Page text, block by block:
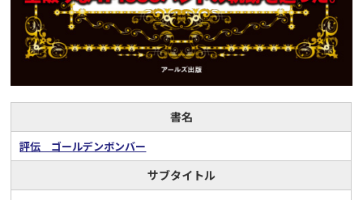
書名
評伝 ゴールデンボンバー
サブタイトル